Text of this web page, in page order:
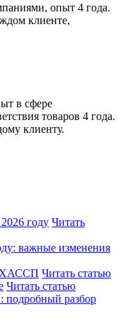
опыт 4 года.
клиенте,
в сфере
товаров 4 года.
клиенту.
году Читать
важные изменения
ХАССП Читать статью
Читать статью
подробный разбор